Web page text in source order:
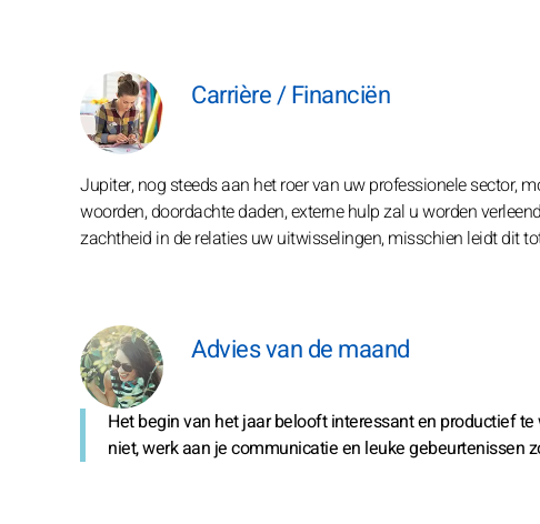
Carrière / Financiën
Jupiter, nog steeds aan het roer van uw professionele sector,
woorden, doordachte daden, externe hulp zal u worden
zachtheid in de relaties uw uitwisselingen, misschien leidt dit
Advies van de maand
Het begin van het jaar belooft interessant en productief
niet, werk aan je communicatie en leuke gebeurtenissen